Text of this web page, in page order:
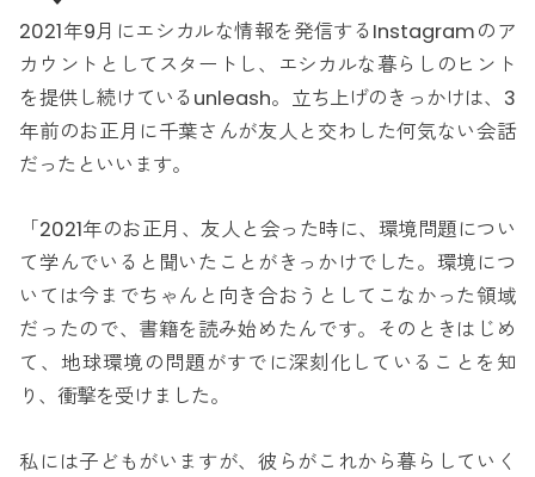
2021年9月にエシカルな情報を発信するInstagramのア
カウントとしてスタートし、エシカルな暮らしのヒント
を提供し続けているunleash。立ち上げのきっかけは、3
年前のお正月に千葉さんが友人と交わした何気ない会話
だったといいます。
「2021年のお正月、友人と会った時に、環境問題につい
て学んでいると聞いたことがきっかけでした。環境につ
いては今までちゃんと向き合おうとしてこなかった領域
だったので、書籍を読み始めたんです。そのときはじめ
て、地球環境の問題がすでに深刻化していることを知
り、衝撃を受けました。
私には子どもがいますが、彼らがこれから暮らしていく